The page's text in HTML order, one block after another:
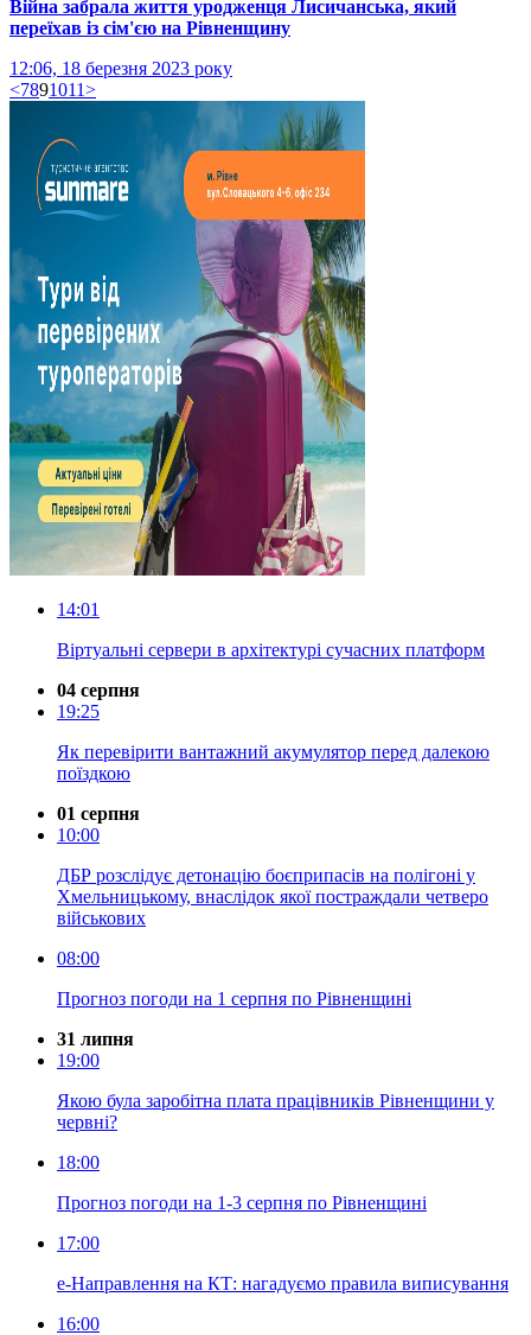
Війна забрала життя уродженця Лисичанська, який
переїхав із сім'єю на Рівненщину
12:06, 18 березня 2023 року
<7891011>
14:01
Віртуальні сервери в архітектурі сучасних платформ
04 серпня
19:25
Як перевірити вантажний акумулятор перед далекою
поїздкою
01 серпня
10:00
ДБР розслідує детонацію боєприпасів на полігоні у
Хмельницькому, внаслідок якої постраждали четверо
військових
08:00
Прогноз погоди на 1 серпня по Рівненщині
31 липня
19:00
Якою була заробітна плата працівників Рівненщини у
червні?
18:00
Прогноз погоди на 1-3 серпня по Рівненщині
17:00
е-Направлення на КТ: нагадуємо правила виписування
16:00